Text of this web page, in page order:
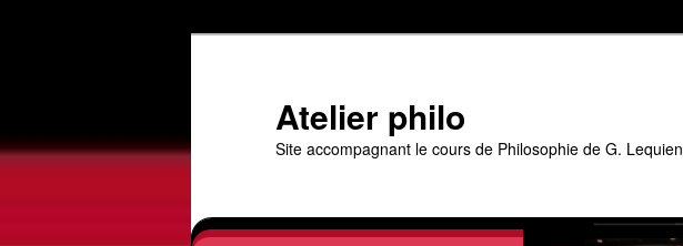
Atelier philo
Site accompagnant le cours de Philosophie de G. Lequien